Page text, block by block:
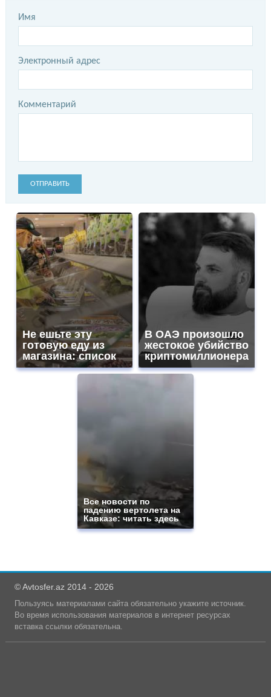
Имя
Электронный адрес
Комментарий
ОТПРАВИТЬ
Не ешьте эту
готовую еду из
магазина: список
В ОАЭ произошло
жестокое убийство
криптомиллионера
Все новости по
падению вертолета на
Кавказе: читать здесь
© Avtosfer.az 2014 - 2026
Пользуясь материалами сайта обязательно укажите источник.
Во время использования материалов в интернет ресурсах
вставка ссылки обязательна.